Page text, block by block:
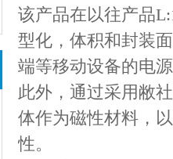
该产品在以往产品
型化，体积和封装
端等移动设备的电
此外，通过采用敝
体作为磁性材料，
性。